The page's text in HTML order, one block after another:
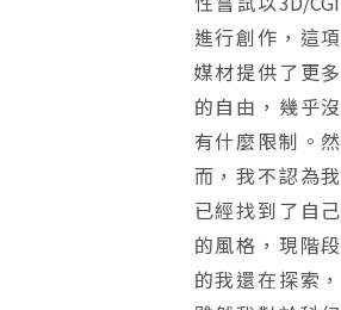
進行創作，這項
媒材提供了更多
的自由，幾乎沒
有什麼限制。然
而，我不認為我
已經找到了自己
的風格，現階段
的我還在探索，